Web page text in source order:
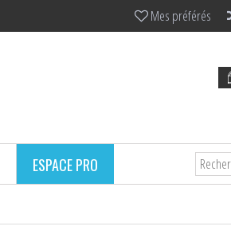
Mes préférés
ESPACE PRO